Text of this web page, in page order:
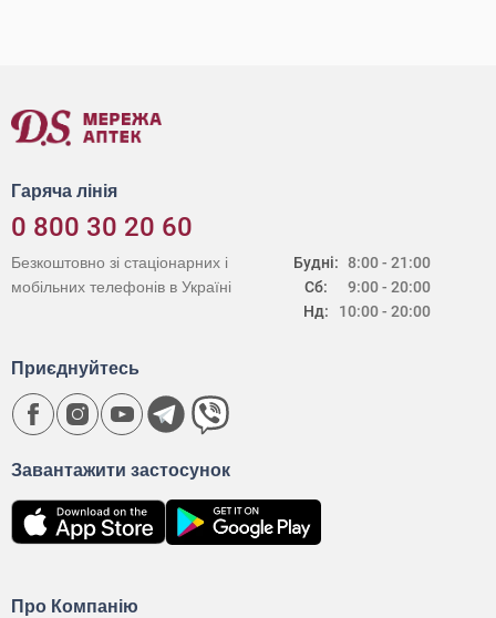
Гаряча лінія
0 800 30 20 60
Будні:
Сб:
Нд:
8:00 - 21:00
9:00 - 20:00
10:00 - 20:00
Безкоштовно зі стаціонарних і
мобільних телефонів в Україні
Про Компанію
Завантажити застосунок
Приєднуйтесь